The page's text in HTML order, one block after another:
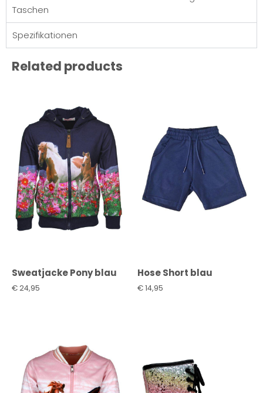
Taschen
Spezifikationen
Related products
Sweatjacke Pony blau
€24,95
Hose Short blau
€14,95